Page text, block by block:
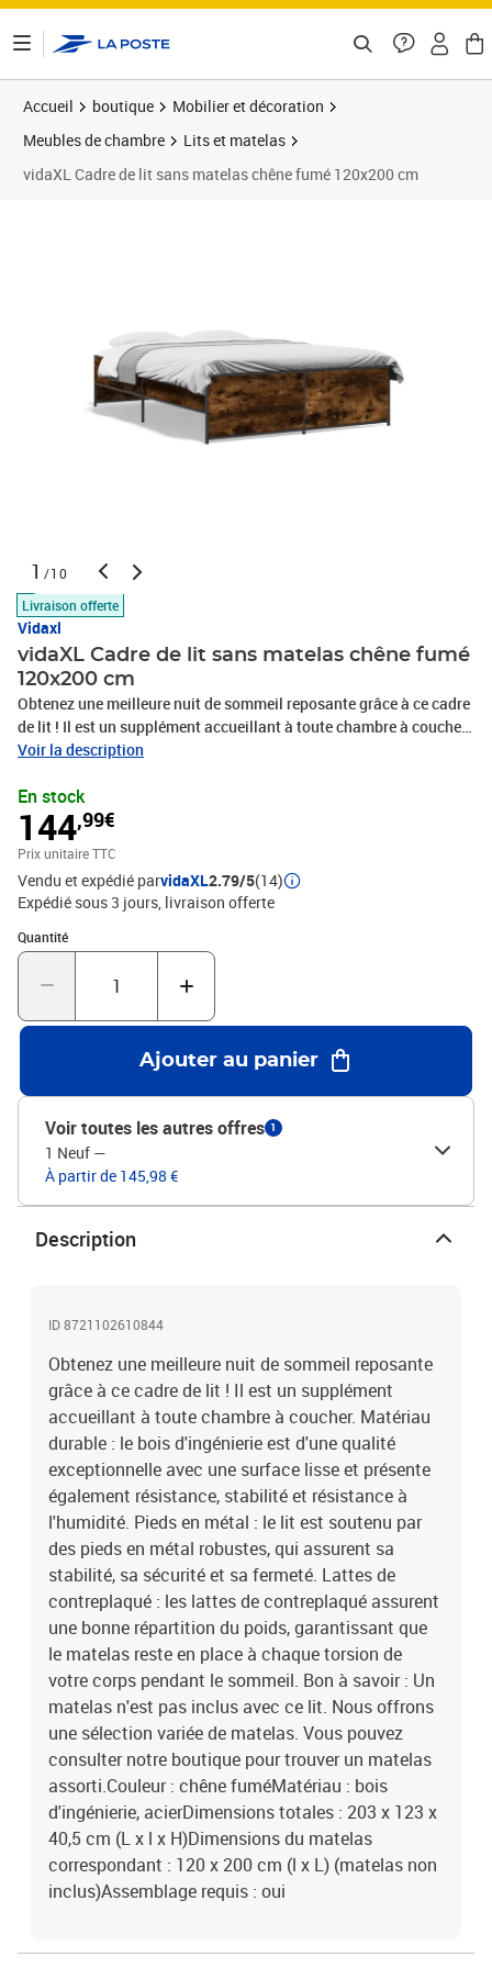
Accueil boutique
Mobilier et décoration
Meubles de chambre
Lits et matelas
vidaXL Cadre de lit sans matelas chêne fumé 120x200 cm
1 /10
Livraison offerte
Vidaxl
vidaXL Cadre de lit sans matelas chêne fumé
120x200 cm
Obtenez une meilleure nuit de sommeil reposante grâce à ce cadre
de lit ! Il est un supplément accueillant à toute chambre à coucher.
Matériau durable : le bois d'ingénierie est d'une qualité
résistance, stabilité et résistance à l'humidité. Pieds en métal : le
lit est soutenu par des pieds en métal robustes, qui assurent sa
stabilité, sa sécurité et sa fermeté. Lattes de contreplaqué : les
lattes de contreplaqué assurent une bonne répartition du poids,
garantissant que le matelas reste en place à chaque torsion de
votre corps pendant le sommeil. Bon à savoir : Un matelas n'est
pas inclus avec ce lit. Nous offrons une sélection variée de
matelas. Vous pouvez consulter notre boutique pour trouver un
matelas assorti.Couleur : chêne fuméMatériau : bois d'ingénierie,
H)Dimensions du matelas correspondant : 120 x 200 cm (l x L)
(matelas non inclus)Assemblage requis : oui
Voir la description
En stock
144,99€
Prix unitaire TTC
Vendu et expédié parvidaXL2.79/5(14)
Expédié sous 3 jours livraison offerte
Quantité
Quantité : 1
Ajouter au panier
Voir toutes les autres offres 1
1 Neuf —
À partir de 145,98 €
Description
ID 8721102610844
Obtenez une meilleure nuit de sommeil reposante
grâce à ce cadre de lit ! Il est un supplément
accueillant à toute chambre à coucher. Matériau
durable : le bois d'ingénierie est d'une qualité
exceptionnelle avec une surface lisse et présente
également résistance, stabilité et résistance à
l'humidité. Pieds en métal : le lit est soutenu par
des pieds en métal robustes, qui assurent sa
stabilité, sa sécurité et sa fermeté. Lattes de
contreplaqué : les lattes de contreplaqué assurent
une bonne répartition du poids, garantissant que
le matelas reste en place à chaque torsion de
votre corps pendant le sommeil. Bon à savoir : Un
matelas n'est pas inclus avec ce lit. Nous offrons
une sélection variée de matelas. Vous pouvez
consulter notre boutique pour trouver un matelas
assorti.Couleur : chêne fuméMatériau : bois
d'ingénierie, acierDimensions totales : 203 x 123 x
40,5 cm (L x l x H)Dimensions du matelas
correspondant : 120 x 200 cm (l x L) (matelas non
inclus)Assemblage requis : oui